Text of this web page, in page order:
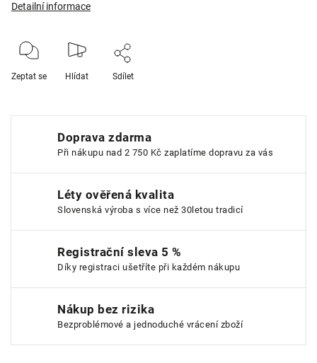
Detailní informace
Zeptat se Hlídat Sdílet
Doprava zdarma
Při nákupu nad 2 750 Kč zaplatíme dopravu za vás
Léty ověřená kvalita
Slovenská výroba s více než 30letou tradicí
Registrační sleva 5 %
Díky registraci ušetříte při každém nákupu
Nákup bez rizika
Bezproblémové a jednoduché vrácení zboží